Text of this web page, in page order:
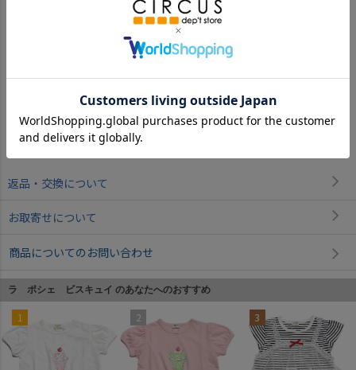
オフホワイト(OW)
返品・交換について
お取寄せについて
商品についてのお問い合わせ
ラ ポシェ ビスキュイ のあなたへのおすすめ
1 2 3